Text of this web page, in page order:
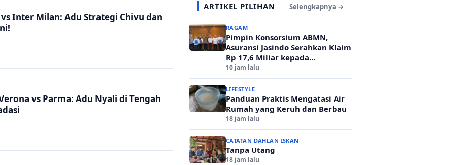
Inter Milan: Adu Strategi Chivu dan
vs Parma: Adu Nyali di Tengah
ARTIKEL PILIHAN Selengkapnya →
RAGAM
Pimpin Konsorsium ABMN,
Asuransi Jasindo Serahkan Klaim
Rp 17,6 Miliar kepada
Kementerian Agama
10 jam lalu
LIFESTYLE
Panduan Praktis Mengatasi Air
Rumah yang Keruh dan Berbau
18 jam lalu
CATATAN DAHLAN ISKAN
Tanpa Utang
18 jam lalu